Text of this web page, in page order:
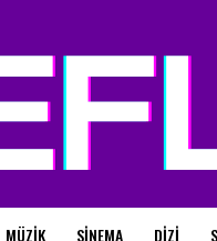
MÜZIK SINEMA DIZI